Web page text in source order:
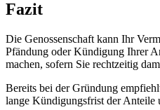
Fazit
Die Genossenschaft kann Ihr
Pfändung oder Kündigung Ihrer
machen, sofern Sie rechtzeitig
Bereits bei der Gründung
lange Kündigungsfrist der Anteile